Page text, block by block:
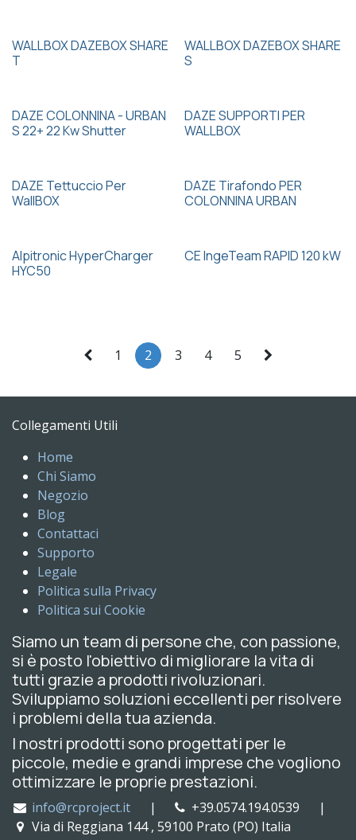
WALLBOX DAZEBOX SHARE
T
WALLBOX DAZEBOX SHARE
S
DAZE COLONNINA - URBAN
S 22+ 22 Kw Shutter
DAZE SUPPORTI PER
WALLBOX
DAZE Tettuccio Per
WallBOX
DAZE Tirafondo PER
COLONNINA URBAN
Alpitronic HyperCharger
HYC50
CE IngeTeam RAPID 120 kW
1 2 3 4 5
Collegamenti Utili
Home
Chi Siamo
Negozio
Blog
Contattaci
Supporto
Legale
Politica sulla Privacy
Politica sui Cookie
Siamo un team di persone che, con passione,
si è posto l'obiettivo di migliorare la vita di
tutti grazie a prodotti rivoluzionari.
Sviluppiamo soluzioni eccellenti per risolvere
i problemi della tua azienda.
I nostri prodotti sono progettati per le
piccole, medie e grandi imprese che vogliono
ottimizzare le proprie prestazioni.
info@rcproject.it|
+39.0574.194.0539 |
Via di Reggiana 144 , 59100 Prato (PO) Italia